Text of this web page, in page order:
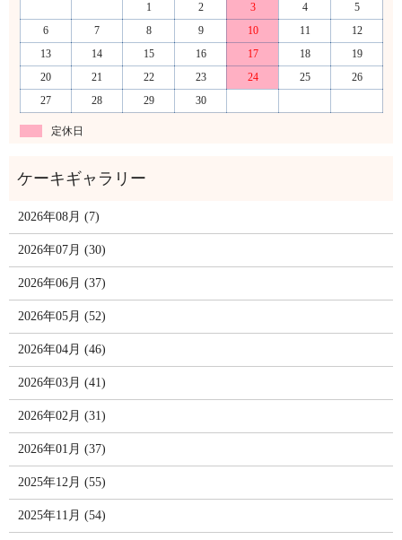
1
2 3 4
5
6
7 8 9 10 11
12
13
14 15 16 17 18
19
20
21 22 23 24 25
26
27
28 29 30
定休日
2026年08月 (7)
2026年07月 (30)
2026年06月 (37)
2026年05月 (52)
2026年04月 (46)
2026年03月 (41)
2026年02月 (31)
2026年01月 (37)
2025年12月 (55)
2025年11月 (54)